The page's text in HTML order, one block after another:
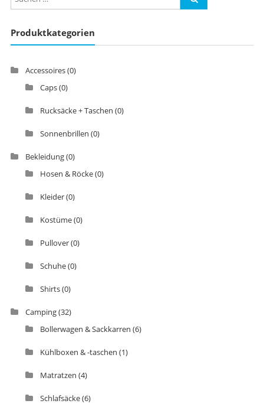
Produktkategorien
Accessoires(0)
Caps(0)
Rucksäcke + Taschen (0)
Sonnenbrillen (0)
Bekleidung(0)
Hosen & Röcke(0)
Kleider(0)
Kostüme(0)
Pullover(0)
Schuhe(0)
Shirts(0)
Camping(32)
Bollerwagen & Sackkarren (6)
Kühlboxen & -taschen (1)
Matratzen (4)
Schlafsäcke(6)